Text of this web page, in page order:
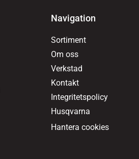
Navigation
Sortiment
Om oss
Verkstad
Kontakt
Integritetspolicy
Husqvarna
Hantera cookies